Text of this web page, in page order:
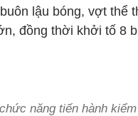
lậu bóng, vợt thể
đồng thời khởi tố 8
năng tiến hành